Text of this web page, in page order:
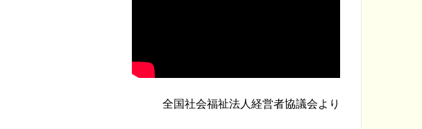
全国社会福祉法人経営者協議会より